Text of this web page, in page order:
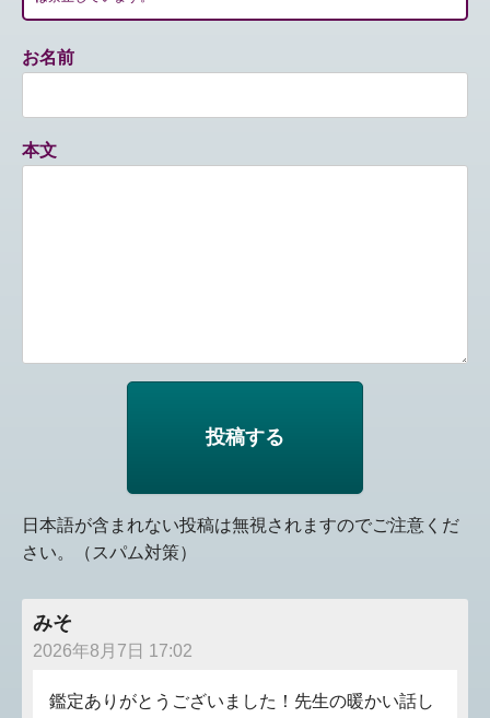
お名前
本文
日本語が含まれない投稿は無視されますのでご注意くだ
さい。（スパム対策）
みそ
2026年8月7日 17:02
鑑定ありがとうございました！先生の暖かい話し